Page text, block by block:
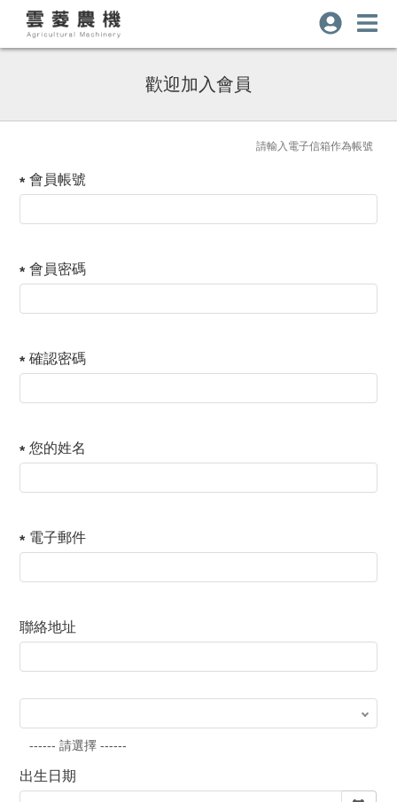
歡迎加入會員
會員帳號
請輸入電子信箱作為帳號
會員密碼
確認密碼
您的姓名
電子郵件
聯絡地址
出生日期